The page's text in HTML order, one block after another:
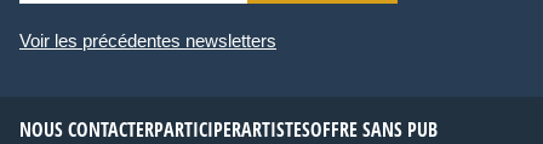
Voir les précédentes newsletters
NOUS CONTACTERPARTICIPERARTISTESOFFRE SANS PUB